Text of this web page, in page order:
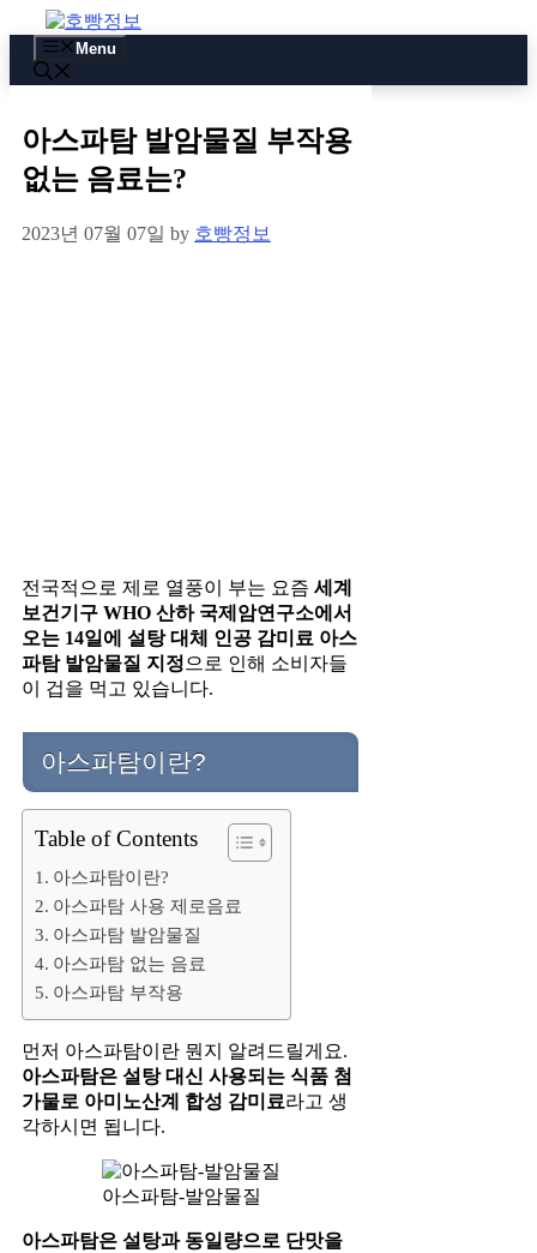
to
content
Menu
아스파탐 발암물질 부작용
없는 음료는?
2023년 07월 07일 by 호빵정보
전국적으로 제로 열풍이 부는 요즘 세계
보건기구 WHO 산하 국제암연구소에서
오는 14일에 설탕 대체 인공 감미료 아스
파탐 발암물질 지정으로 인해 소비자들
이 겁을 먹고 있습니다.
아스파탐이란?
Table of Contents
아스파탐이란?
아스파탐 사용 제로음료
아스파탐 발암물질
아스파탐 없는 음료
아스파탐 부작용
먼저 아스파탐이란 뭔지 알려드릴게요.
아스파탐은 설탕 대신 사용되는 식품 첨
가물로 아미노산계 합성 감미료라고 생
각하시면 됩니다.
아스파탐-발암물질
아스파탐은 설탕과 동일량으로 단맛을